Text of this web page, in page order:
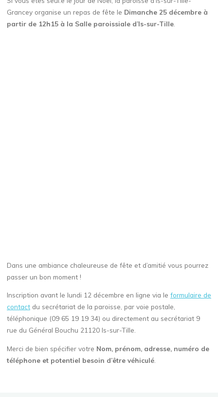
Grancey organise un repas de fête le Dimanche 25 décembre à
partir de 12h15 à la Salle paroissiale d’Is-sur-Tille.
Dans une ambiance chaleureuse de fête et d’amitié vous pourrez
passer un bon moment !
Inscription avant le lundi 12 décembre en ligne via le formulaire de
contactdu secrétariat de la paroisse, par voie postale,
téléphonique (09 65 19 19 34) ou directement au secrétariat 9
rue du Général Bouchu 21120 Is-sur-Tille.
Merci de bien spécifier votre Nom, prénom, adresse, numéro de
téléphone et potentiel besoin d’être véhiculé.